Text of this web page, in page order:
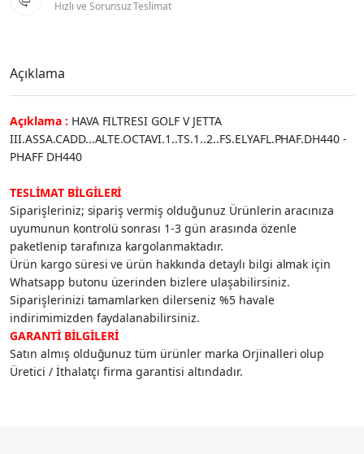
Hızlı ve Sorunsuz Teslimat
Açıklama
Açıklama : HAVA FILTRESI GOLF V JETTA
III.ASSA.CADD...ALTE.OCTAVI.1..TS.1..2..FS.ELYAFL.PHAF.DH440 -
PHAFF DH440
TESLİMAT BİLGİLERİ
Siparişleriniz; sipariş vermiş olduğunuz Ürünlerin aracınıza
uyumunun kontrolü sonrası 1-3 gün arasında özenle
paketlenip tarafınıza kargolanmaktadır.
Ürün kargo süresi ve ürün hakkında detaylı bilgi almak için
Whatsapp butonu üzerinden bizlere ulaşabilirsiniz.
Siparişlerinizi tamamlarken dilerseniz %5 havale
indirimimizden faydalanabilirsiniz.
GARANTİ BİLGİLERİ
Satın almış olduğunuz tüm ürünler marka Orjinalleri olup
Üretici / İthalatçı firma garantisi altındadır.